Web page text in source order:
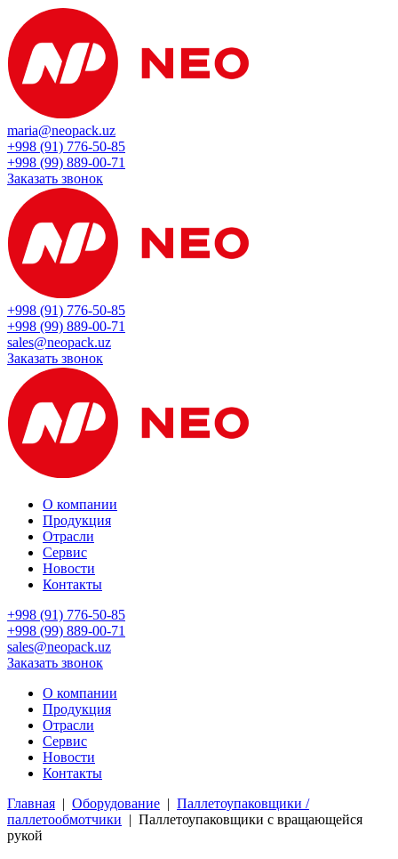
maria@neopack.uz
+998 (91) 776-50-85
+998 (99) 889-00-71
Заказать звонок
+998 (91) 776-50-85
+998 (99) 889-00-71
sales@neopack.uz
Заказать звонок
О компании
Продукция
Отрасли
Сервис
Новости
Контакты
+998 (91) 776-50-85
+998 (99) 889-00-71
sales@neopack.uz
Заказать звонок
О компании
Продукция
Отрасли
Сервис
Новости
Контакты
Главная | Оборудование | Паллетоупаковщики /
паллетообмотчики | Паллетоупаковщики с вращающейся
рукой